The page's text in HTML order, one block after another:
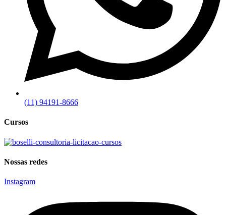
(11) 94191-8666
Cursos
Nossas redes
Instagram